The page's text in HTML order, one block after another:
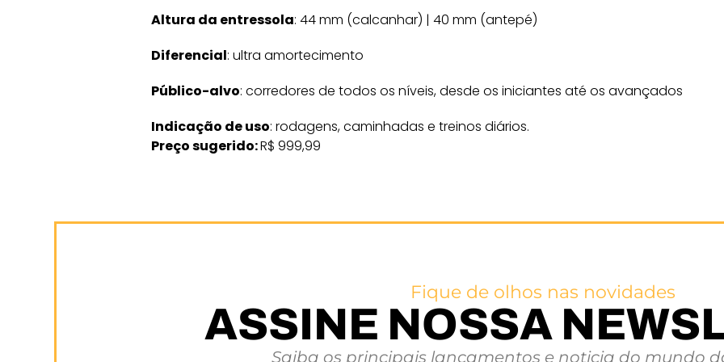
Altura da entressola: 44 mm (calcanhar) | 40 mm (antepé)
Diferencial: ultra amortecimento
Público-alvo: corredores de todos os níveis, desde os iniciantes até os avançados
Indicação de uso: rodagens, caminhadas e treinos diários.
Preço sugerido:R$ 999,99
Fique de olhos nas novidades
ASSINE NOSSA
Saiba os principais lançamentos e noticia do mundo